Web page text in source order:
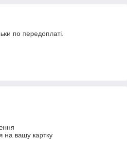
по передоплаті.
на вашу картку